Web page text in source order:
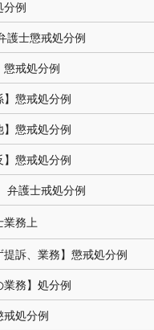
分例
護士懲戒処分例
懲戒処分例
】懲戒処分例
】懲戒処分例
】懲戒処分例
弁護士戒処分例
業務上
提訴、業務】懲戒処分例
業務】処分例
戒処分例